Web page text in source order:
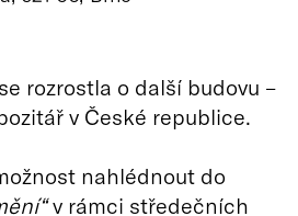
rozrostla o další budovu –
v České republice.
nahlédnout do
v rámci středečních